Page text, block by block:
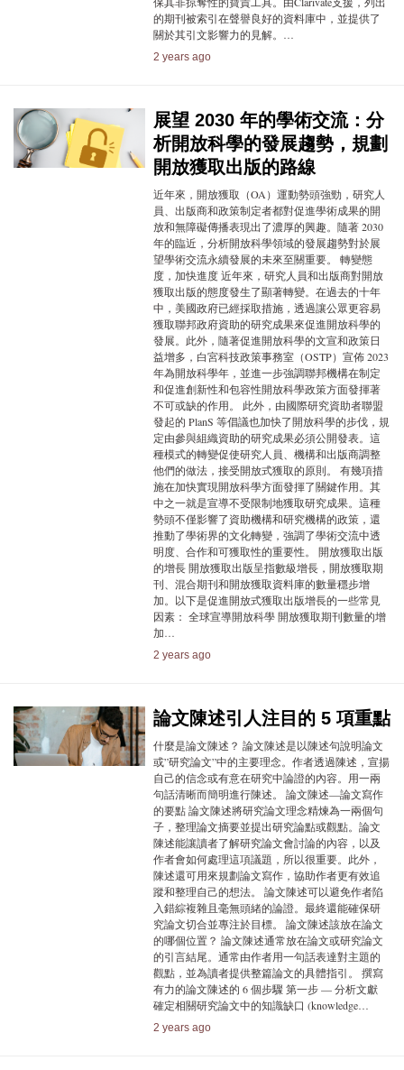
的期刊被索引在聲譽良好的資料庫中，並提供了
關於其引文影響力的見解。…
2 years ago
展望 2030 年的學術交流：分
析開放科學的發展趨勢，規劃
開放獲取出版的路線
近年來，開放獲取（OA）運動勢頭強勁，研究人
員、出版商和政策制定者都對促進學術成果的開
放和無障礙傳播表現出了濃厚的興趣。隨著 2030
年的臨近，分析開放科學領域的發展趨勢對於展
望學術交流永續發展的未來至關重要。 轉變態
度，加快進度 近年來，研究人員和出版商對開放
獲取出版的態度發生了顯著轉變。在過去的十年
中，美國政府已經採取措施，透過讓公眾更容易
獲取聯邦政府資助的研究成果來促進開放科學的
發展。此外，隨著促進開放科學的文宣和政策日
益增多，白宮科技政策事務室（OSTP）宣佈 2023
年為開放科學年，並進一步強調聯邦機構在制定
和促進創新性和包容性開放科學政策方面發揮著
不可或缺的作用。 此外，由國際研究資助者聯盟
發起的 PlanS 等倡議也加快了開放科學的步伐，規
定由參與組織資助的研究成果必須公開發表。這
種模式的轉變促使研究人員、機構和出版商調整
他們的做法，接受開放式獲取的原則。 有幾項措
施在加快實現開放科學方面發揮了關鍵作用。其
中之一就是宣導不受限制地獲取研究成果。這種
勢頭不僅影響了資助機構和研究機構的政策，還
推動了學術界的文化轉變，強調了學術交流中透
明度、合作和可獲取性的重要性。 開放獲取出版
的增長 開放獲取出版呈指數級增長，開放獲取期
刊、混合期刊和開放獲取資料庫的數量穩步增
加。以下是促進開放式獲取出版增長的一些常見
因素： 全球宣導開放科學 開放獲取期刊數量的增
加…
2 years ago
論文陳述引人注目的 5 項重點
什麼是論文陳述？ 論文陳述是以陳述句說明論文
或”研究論文”中的主要理念。作者透過陳述，宣揚
自己的信念或有意在研究中論證的內容。用一兩
句話清晰而簡明進行陳述。 論文陳述—論文寫作
的要點 論文陳述將研究論文理念精煉為一兩個句
子，整理論文摘要並提出研究論點或觀點。論文
陳述能讓讀者了解研究論文會討論的內容，以及
作者會如何處理這項議題，所以很重要。此外，
陳述還可用來規劃論文寫作，協助作者更有效追
蹤和整理自己的想法。 論文陳述可以避免作者陷
入錯綜複雜且毫無頭緒的論證。最終還能確保研
究論文切合並專注於目標。 論文陳述該放在論文
的哪個位置？ 論文陳述通常放在論文或研究論文
的引言結尾。通常由作者用一句話表達對主題的
觀點，並為讀者提供整篇論文的具體指引。 撰寫
有力的論文陳述的 6 個步驟 第一步 — 分析文獻
確定相關研究論文中的知識缺口 (knowledge…
2 years ago